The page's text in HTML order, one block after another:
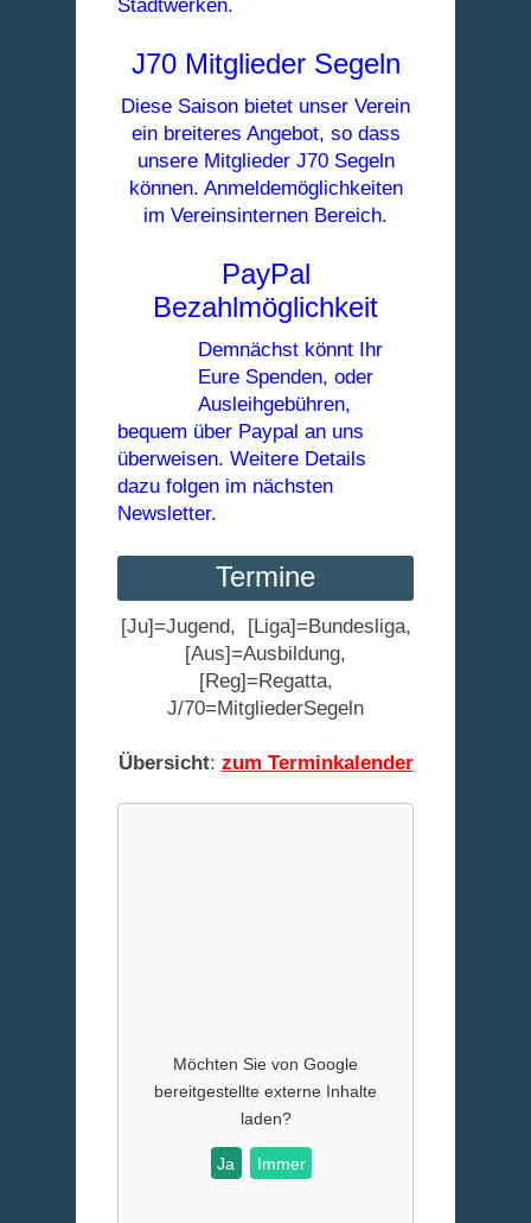
Stadtwerken.
J70 Mitglieder Segeln
Diese Saison bietet unser Verein
ein breiteres Angebot, so dass
unsere Mitglieder J70 Segeln
können. Anmeldemöglichkeiten
im Vereinsinternen Bereich.
PayPal
Bezahlmöglichkeit
Demnächst könnt Ihr
Eure Spenden, oder
Ausleihgebühren,
bequem über Paypal an uns
überweisen. Weitere Details
dazu folgen im nächsten
Newsletter.
Termine
[Ju]=Jugend, [Liga]=Bundesliga,
[Aus]=Ausbildung,
[Reg]=Regatta,
J/70=MitgliederSegeln
Übersicht: zum Terminkalender
Möchten Sie von Google
bereitgestellte externe Inhalte
laden?
Ja Immer